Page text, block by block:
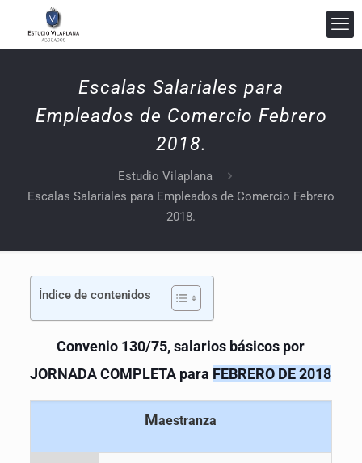
Escalas Salariales para
Empleados de Comercio Febrero
2018.
Estudio Vilaplana
Escalas Salariales para Empleados de Comercio Febrero
2018.
Índice de contenidos
Convenio 130/75, salarios básicos por
JORNADA COMPLETA para FEBRERO DE 2018
Maestranza
Estudio Vilaplana Abogados